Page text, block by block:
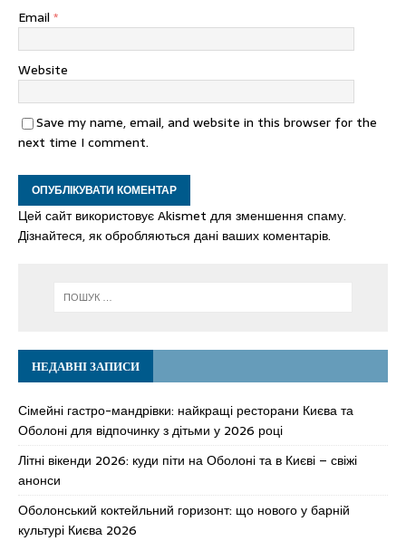
Email *
Website
Save my name, email, and website in this browser for the
next time I comment.
Цей сайт використовує Akismet для зменшення спаму.
Дізнайтеся, як обробляються дані ваших коментарів.
НЕДАВНІ ЗАПИСИ
Сімейні гастро-мандрівки: найкращі ресторани Києва та
Оболоні для відпочинку з дітьми у 2026 році
Літні вікенди 2026: куди піти на Оболоні та в Києві – свіжі
анонси
Оболонський коктейльний горизонт: що нового у барній
культурі Києва 2026